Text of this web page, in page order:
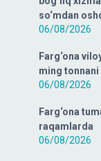
so‘mdan
06/08/2026
Farg‘ona
ming
06/08/2026
Farg‘ona
raqamlarda
06/08/2026